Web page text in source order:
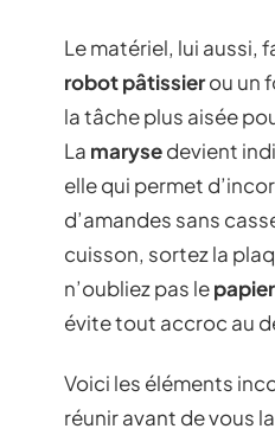
Le matériel, lui aussi,
robot pâtissierou un
la tâche plus aisée
La marysedevient
elle qui permet
d’amandes sans
cuisson, sortez la
n’oubliez pas le
évite tout accroc au
Voici les éléments
réunir avant de vous